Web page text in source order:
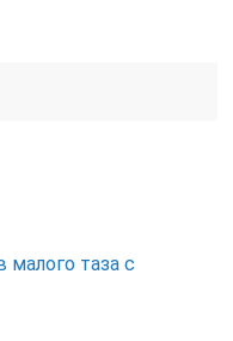
малого таза с